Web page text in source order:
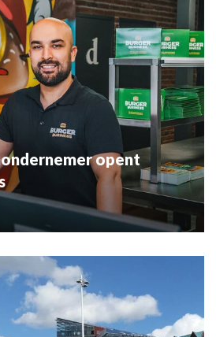
opent